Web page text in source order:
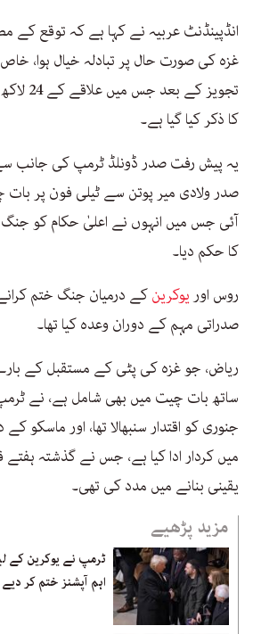
انڈپینڈنٹ عربیہ نے کہا ہے کہ توقع کے
غزہ کی صورت حال پر تبادلہ خیال ہوا،
تجویز
کا ذکر کیا گیا ہے۔
یہ پیش رفت صدر ڈونلڈ ٹرمپ کی جانب
صدر ولادی میر پوتن سے ٹیلی فون پر
آئی جس میں انہوں نے اعلیٰ حکام کو جنگ
کا حکم دیا۔
روس اور یوکرینکے درمیان جنگ ختم
صدراتی مہم کے دوران وعدہ کیا تھا۔
ریاض، جو غزہ کی پٹی کے مستقبل کے
جنوری کو اقتدار سنبھالا تھا، اور ماسکو کے
میں کردار ادا کیا ہے، جس نے گذشتہ ہفتے
یقینی بنانے میں مدد کی تھی۔
مزید پڑھیے
ٹرمپ نے یوکرین کے
اہم آپشنز ختم کر دیے